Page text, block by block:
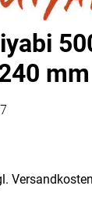
mm
Versandkosten